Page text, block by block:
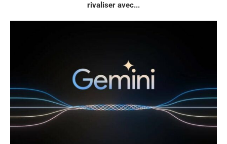
rivaliser avec...